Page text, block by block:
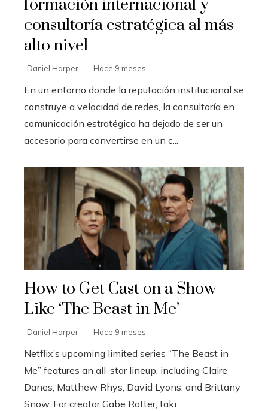
formación internacional y
consultoría estratégica al más
alto nivel
Daniel Harper Hace 9 meses
En un entorno donde la reputación institucional se
construye a velocidad de redes, la consultoría en
comunicación estratégica ha dejado de ser un
accesorio para convertirse en un c...
How to Get Cast on a Show
Like ‘The Beast in Me’
Daniel Harper Hace 9 meses
Netflix’s upcoming limited series “The Beast in
Me” features an all-star lineup, including Claire
Danes, Matthew Rhys, David Lyons, and Brittany
Snow. For creator Gabe Rotter, taki...